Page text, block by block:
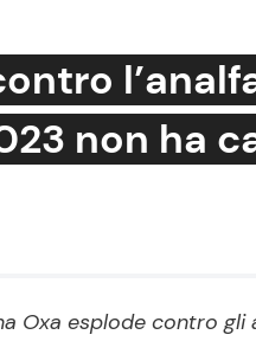
Benessere
Mondo Mamma
non ha
Oxa esplode contro